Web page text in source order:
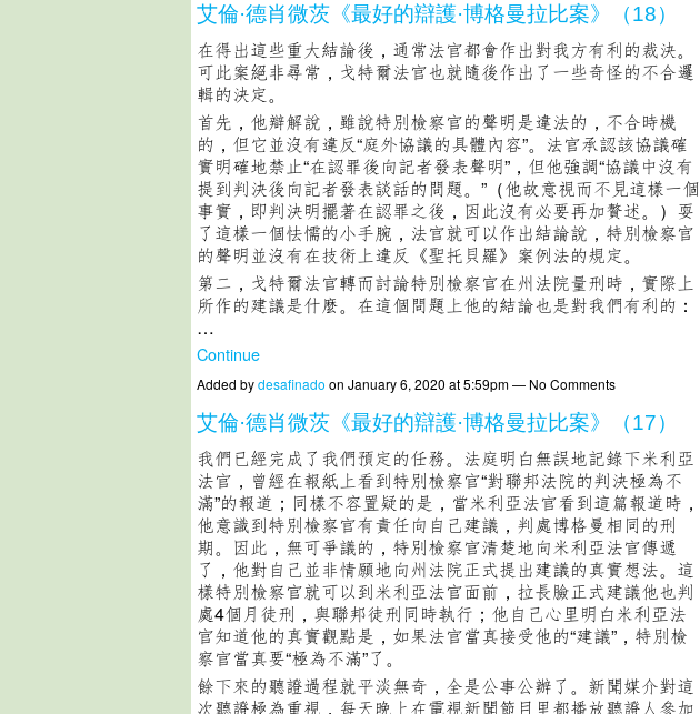
艾倫·德肖微茨《最好的辯護·博格曼拉比案》（18）
在得出這些重大結論後，通常法官都會作出對我方有利的裁決。
可此案絕非尋常，戈特爾法官也就隨後作出了一些奇怪的不合邏
輯的決定。
首先，他辯解說，雖說特別檢察官的聲明是違法的，不合時機
的，但它並沒有違反“庭外協議的具體內容”。法官承認該協議確
實明確地禁止“在認罪後向記者發表聲明”，但他強調“協議中沒有
提到判決後向記者發表談話的問題。”（他故意視而不見這樣一個
事實，即判決明擺著在認罪之後，因此沒有必要再加贅述。）耍
了這樣一個怯懦的小手腕，法官就可以作出結論說，特別檢察官
的聲明並沒有在技術上違反《聖托貝羅》案例法的規定。
第二，戈特爾法官轉而討論特別檢察官在州法院量刑時，實際上
所作的建議是什麼。在這個問題上他的結論也是對我們有利的：
…
Continue
Added bydesafinado on January 6, 2020 at 5:59pm — No Comments
艾倫·德肖微茨《最好的辯護·博格曼拉比案》（17）
我們已經完成了我們預定的任務。法庭明白無誤地記錄下米利亞
法官，曾經在報紙上看到特別檢察官“對聯邦法院的判決極為不
滿”的報道；同樣不容置疑的是，當米利亞法官看到這篇報道時，
他意識到特別檢察官有責任向自己建議，判處博格曼相同的刑
期。因此，無可爭議的，特別檢察官清楚地向米利亞法官傳遞
了，他對自己並非情願地向州法院正式提出建議的真實想法。這
樣特別檢察官就可以到米利亞法官面前，拉長臉正式建議他也判
處4個月徒刑，與聯邦徒刑同時執行；他自己心里明白米利亞法
官知道他的真實觀點是，如果法官當真接受他的“建議”，特別檢
察官當真要“極為不滿”了。
餘下來的聽證過程就平淡無奇，全是公事公辦了。新聞媒介對這
次聽證極為重視，每天晚上在電視新聞節目里都播放聽證人參加